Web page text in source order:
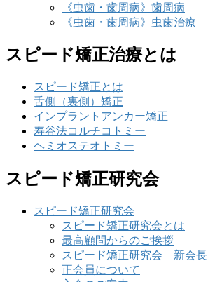
《虫歯・歯周病》歯周病
《虫歯・歯周病》虫歯治療
スピード矯正治療とは
スピード矯正とは
舌側（裏側）矯正
インプラントアンカー矯正
寿谷法コルチコトミー
ヘミオステオトミー
スピード矯正研究会
スピード矯正研究会
スピード矯正研究会とは
最高顧問からのご挨拶
スピード矯正研究会 新会長
正会員について